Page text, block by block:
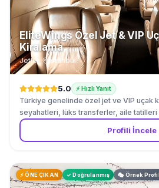
EliteWings Özel Jet & VIP
Kiralama
Jetler· İstanbul
5.0 ⚡ Hızlı Yanıt
Türkiye genelinde özel jet ve VIP uçak
seyahatleri, lüks transferler, aile
charter hizmeti. İstanbul Sabiha Gökçen
havalimanlarından hizmet veriyoruz.
Profili İncele
⚡ ÖNE ÇIKAN ✓ Doğrulanmış 🎭 Örnek Profil